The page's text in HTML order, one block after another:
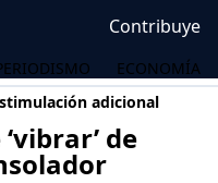
Contribuye
ECONOMÍA
adicional
de